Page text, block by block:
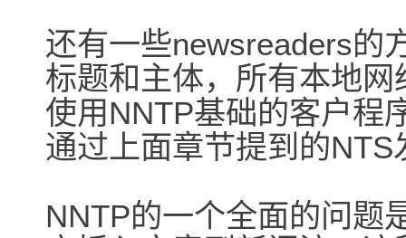
还有一些newsreaders的
标题和主体，所有本地
使用NNTP基础的客户程
通过上面章节提到的
NNTP的一个全面的问题